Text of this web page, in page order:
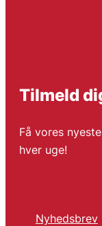
Tilmeld
Få vores
hver uge!
Nyhedsbrev